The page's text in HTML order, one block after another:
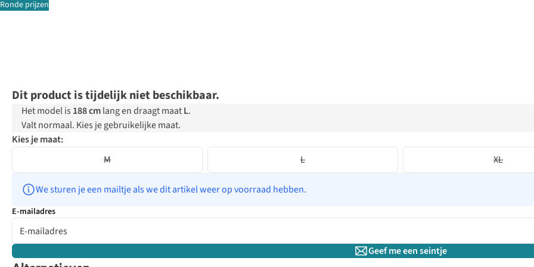
Ronde prijzen
Dit product is tijdelijk niet beschikbaar.
Het model is 188 cmlang en draagt maatL.
Valt normaal. Kies je gebruikelijke maat.
Kies je maat:
M
L XL
We sturen je een mailtje als we dit artikel weer op voorraad hebben.
E-mailadres
Geef me een seintje